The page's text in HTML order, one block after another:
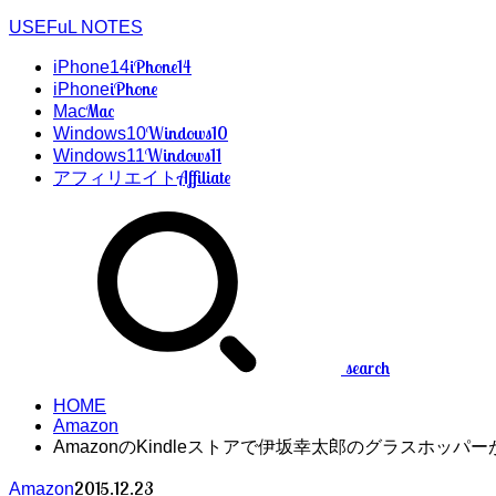
USEFuL NOTES
iPhone14iPhone14
iPhoneiPhone
MacMac
Windows10Windows10
Windows11Windows11
アフィリエイトAffiliate
search
HOME
Amazon
AmazonのKindleストアで伊坂幸太郎のグラスホッパー
Amazon2015.12.23